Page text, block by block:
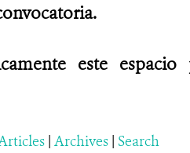
este espacio
| Archives | Search